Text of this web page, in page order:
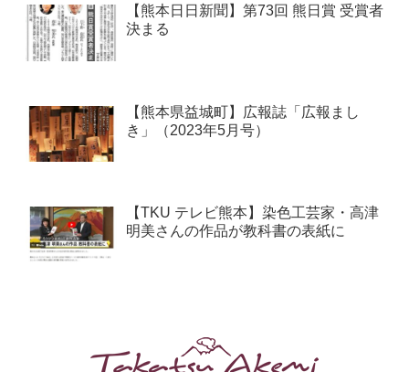
【熊本日日新聞】第73回 熊日賞 受賞者
決まる
【熊本県益城町】広報誌「広報まし
き」（2023年5月号）
【TKU テレビ熊本】染色工芸家・高津
明美さんの作品が教科書の表紙に